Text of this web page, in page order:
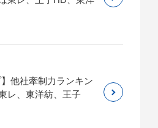
】他社牽制力ランキン
レ、東洋紡、王子